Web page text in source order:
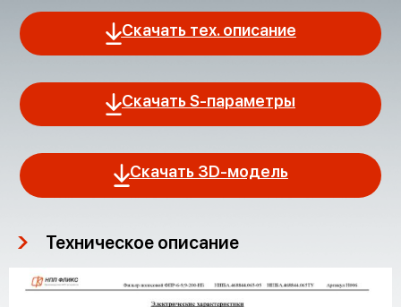
Скачать тех. описание
Скачать S-параметры
Скачать 3D-модель
Техническое описание